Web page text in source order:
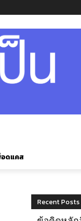
ดแคส
Recent Posts